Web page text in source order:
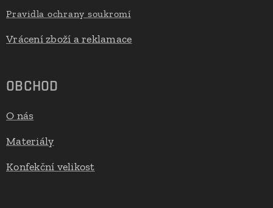
Pravidla ochrany soukromí
Vrácení zboží a reklamace
OBCHOD
O nás
Materiály
Konfekční velikost